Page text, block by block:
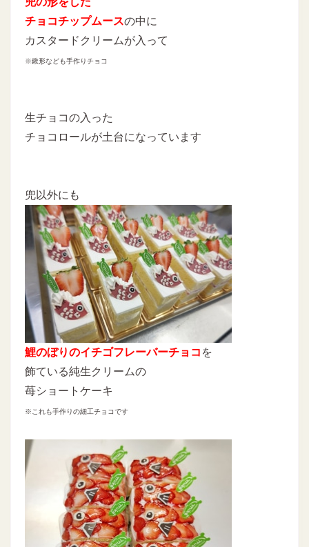
チョコチップムースの中に
カスタードクリームが入って
※鍬形なども手作りチョコ
生チョコの入った
チョコロールが土台になっています
兜以外にも
鯉のぼりのイチゴフレーバーチョコ を
飾ている純生クリームの
苺ショートケーキ
※これも手作りの細工チョコです